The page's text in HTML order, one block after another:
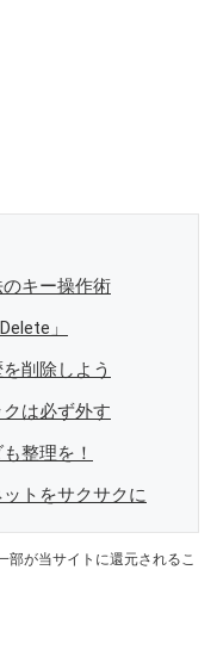
キー操作術
」
削除しよう
は必ず外す
整理を！
ットをサクサクに
部が当サイトに還元されるこ